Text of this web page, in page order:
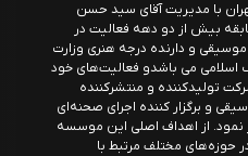
با مدیریت آقای سید حسن
بیش از دو دهه فعالیت در
و دارنده درجه هنری وزارت
اسلامی می باشدو فعالیت‌های خود
تولیدکننده و منتشرکننده
و برگزار کننده اجرای صحنه‌ای
نمود. از اهداف اصلی این موسسه
حوزه‌های مختلف مرتبط با